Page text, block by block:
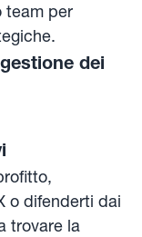
team per
dei
o difenderti dai
trovare la